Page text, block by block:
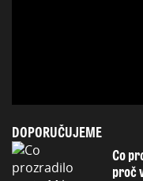
DOPORUČUJEME
Co
proč